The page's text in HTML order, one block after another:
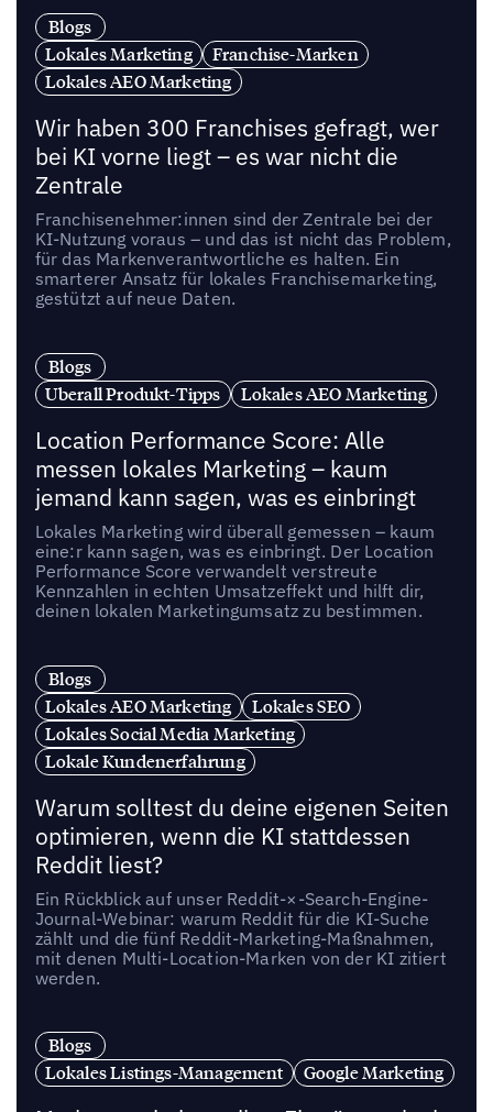
Blogs
Lokales Marketing
Franchise-Marken
Lokales AEO Marketing
Wir haben 300 Franchises gefragt, wer
bei KI vorne liegt – es war nicht die
Zentrale
Franchisenehmer:innen sind der Zentrale bei der
KI-Nutzung voraus – und das ist nicht das Problem,
für das Markenverantwortliche es halten. Ein
smarterer Ansatz für lokales Franchisemarketing,
gestützt auf neue Daten.
Blogs
Uberall Produkt-Tipps
Lokales AEO Marketing
Location Performance Score: Alle
messen lokales Marketing – kaum
jemand kann sagen, was es einbringt
Lokales Marketing wird überall gemessen – kaum
eine:r kann sagen, was es einbringt. Der Location
Performance Score verwandelt verstreute
Kennzahlen in echten Umsatzeffekt und hilft dir,
deinen lokalen Marketingumsatz zu bestimmen.
Blogs
Lokales AEO Marketing
Lokales SEO
Lokales Social Media Marketing
Lokale Kundenerfahrung
Warum solltest du deine eigenen Seiten
optimieren, wenn die KI stattdessen
Reddit liest?
Ein Rückblick auf unser Reddit-×-Search-Engine-
Journal-Webinar: warum Reddit für die KI-Suche
zählt und die fünf Reddit-Marketing-Maßnahmen,
mit denen Multi-Location-Marken von der KI zitiert
werden.
Blogs
Lokales Listings-Management
Google Marketing